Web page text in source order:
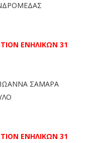
ΕΝΗΛΙΚΩΝ 31
ΙΩΑΝΝΑ ΣΑΜΑΡΑ
ΕΝΗΛΙΚΩΝ 31